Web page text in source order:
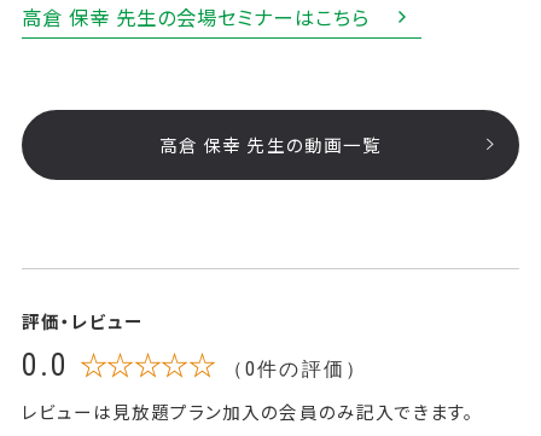
高倉 保幸 先生の会場セミナーはこちら
高倉 保幸 先生の動画一覧
評価・レビュー
0.0 ☆☆☆☆☆ （0件の評価）
レビューは見放題プラン加入の会員のみ記入できます。